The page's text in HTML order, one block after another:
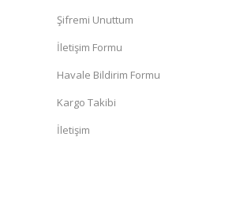
Şifremi Unuttum
İletişim Formu
Havale Bildirim Formu
Kargo Takibi
İletişim